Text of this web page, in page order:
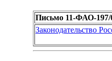
Письмо 11-ФАО-197/
Законодательство